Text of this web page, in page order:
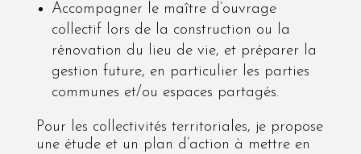
Accompagner le maître d’ouvrage
collectif lors de la construction ou la
rénovation du lieu de vie, et préparer la
gestion future, en particulier les parties
communes et/ou espaces partagés.
Pour les collectivités territoriales, je propose
une étude et un plan d’action à mettre en